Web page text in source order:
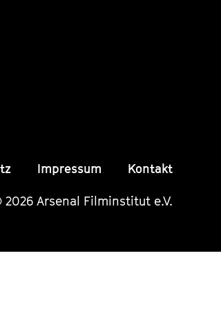
Impressum Kontakt
2026 Arsenal Filminstitut e.V.